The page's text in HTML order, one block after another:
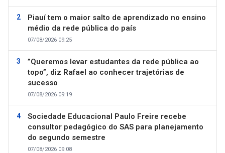
Piauí tem o maior salto de aprendizado no ensino
médio da rede pública do país
07/08/2026 09:25
”Queremos levar estudantes da rede pública ao
topo”, diz Rafael ao conhecer trajetórias de
sucesso
07/08/2026 09:19
Sociedade Educacional Paulo Freire recebe
consultor pedagógico do SAS para planejamento
do segundo semestre
07/08/2026 09:08